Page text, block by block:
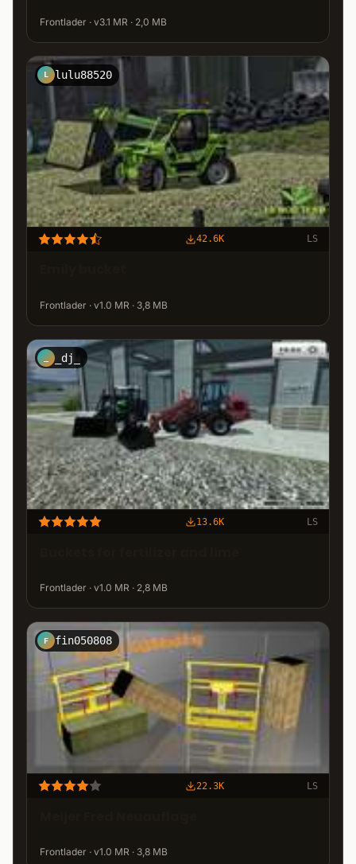
Frontlader · v3.1 MR · 2,0 MB
L lulu88520
42.6K LS
Frontlader · v1.0 MR · 3,8 MB
_ _dj_
13.6K LS
Frontlader · v1.0 MR · 2,8 MB
F fin050808
22.3K LS
Frontlader · v1.0 MR · 3,8 MB